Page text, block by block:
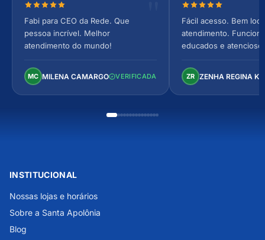
Nota 5 de 5 estrelas
Fabi para CEO da Rede. Que
pessoa incrível. Melhor
atendimento do mundo!
MC MILENA CAMARGO VERIFICADA
Nota 5 de 5
Fácil acesso. Bem
atendimento.
educados e
Perfeito!
ZR ZENHA REGINA
INSTITUCIONAL
Nossas lojas e horários
Sobre a Santa Apolônia
Blog